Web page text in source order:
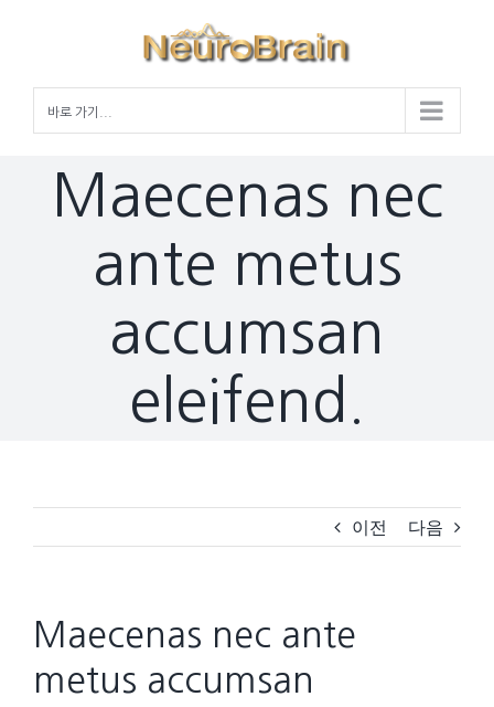
바로 가기...
Maecenas nec
ante metus
accumsan
eleifend.
이전 다음
Maecenas nec ante
metus accumsan